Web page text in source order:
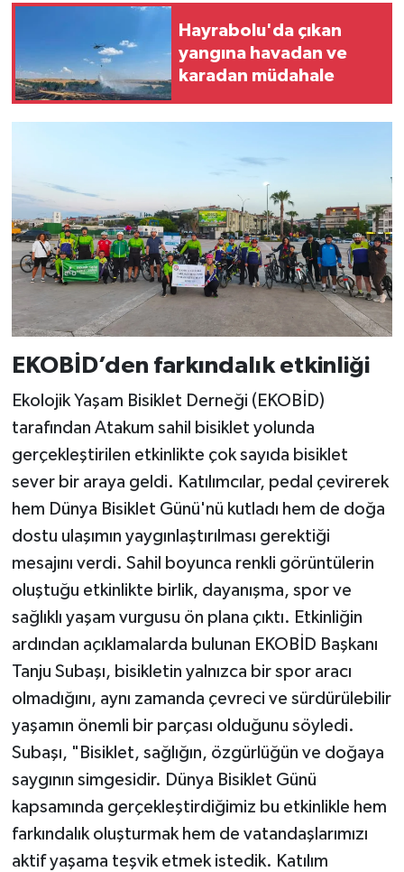
Hayrabolu'da çıkan
yangına havadan ve
karadan müdahale
EKOBİD’den farkındalık etkinliği
Ekolojik Yaşam Bisiklet Derneği (EKOBİD)
tarafından Atakum sahil bisiklet yolunda
gerçekleştirilen etkinlikte çok sayıda bisiklet
sever bir araya geldi. Katılımcılar, pedal çevirerek
hem Dünya Bisiklet Günü'nü kutladı hem de doğa
dostu ulaşımın yaygınlaştırılması gerektiği
mesajını verdi. Sahil boyunca renkli görüntülerin
oluştuğu etkinlikte birlik, dayanışma, spor ve
sağlıklı yaşam vurgusu ön plana çıktı. Etkinliğin
ardından açıklamalarda bulunan EKOBİD Başkanı
Tanju Subaşı, bisikletin yalnızca bir spor aracı
olmadığını, aynı zamanda çevreci ve sürdürülebilir
yaşamın önemli bir parçası olduğunu söyledi.
Subaşı, "Bisiklet, sağlığın, özgürlüğün ve doğaya
saygının simgesidir. Dünya Bisiklet Günü
kapsamında gerçekleştirdiğimiz bu etkinlikle hem
farkındalık oluşturmak hem de vatandaşlarımızı
aktif yaşama teşvik etmek istedik. Katılım